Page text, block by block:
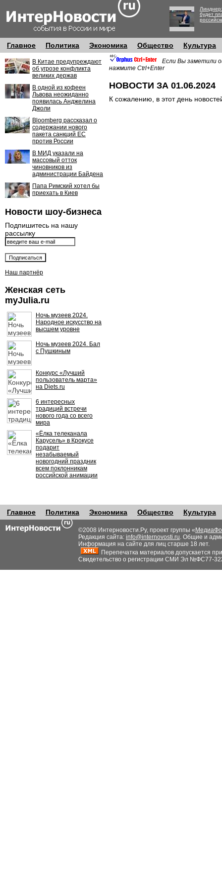
будет
Главное Политика Экономика Общество Культура
В Китае предупреждают
об угрозе конфликта
великих держав
В одной из кофеен
Львова неожиданно
появилась Анджелина
Джоли
Bloomberg рассказал о
содержании нового
пакета санкций ЕС
против России
В МИД указали на
массовый отток
чиновников из
администрации Байдена
Папа Римский хотел бы
приехать в Киев
Новости шоу-бизнеса
Подпишитесь на нашу
рассылку
Наш партнёр
Женская сеть
myJulia.ru
Ночь музеев 2024.
Народное искусство на
высшем уровне
Ночь музеев 2024. Бал
с Пушкиным
Конкурс «Лучший
пользователь марта»
на Diets.ru
6 интересных
традиций встречи
нового года со всего
мира
«Ёлка телеканала
Карусель» в Крокусе
подарит
незабываемый
новогодний праздник
всем поклонникам
российской анимации
Если Вы заметили
нажмите Ctrl+Enter
НОВОСТИ ЗА 01.06.2024
К сожалению, в этот день
Главное Политика Экономика Общество Культура
©2008 Интерновости.Ру, проект группы «
Редакция сайта: info@internovosti.ru. Общие и
Информация на сайте для лиц старше 18 лет.
Перепечатка материалов допускается
Свидетельство о регистрации СМИ Эл №ФС77-